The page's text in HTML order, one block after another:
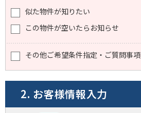
似た物件が知りたい
この物件が空いたらお知らせ
その他ご希望条件指定・ご質問事項
2. お客様情報入力